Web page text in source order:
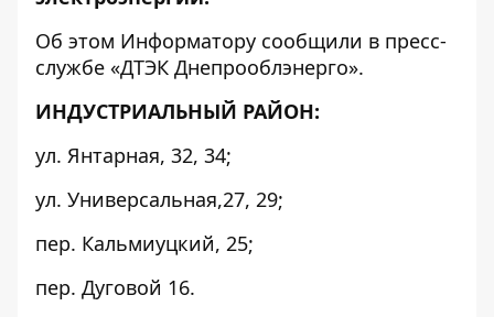
Об этом Информатору сообщили в пресс-
службе «ДТЭК Днепрооблэнерго».
ИНДУСТРИАЛЬНЫЙ РАЙОН:
ул. Янтарная, 32, 34;
ул. Универсальная,27, 29;
пер. Кальмиуцкий, 25;
пер. Дуговой 16.